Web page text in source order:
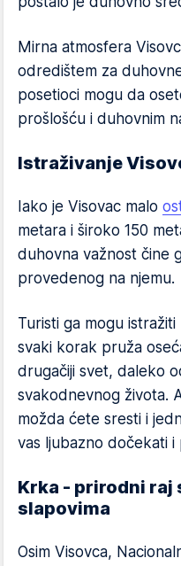
Mirna atmosfera
odredištem za
posetioci mogu da
prošlošću i duhovnim
Istraživanje
Iako je Visovac malo
metara i široko 150
duhovna važnost čine
provedenog na njemu.
Turisti ga mogu
svaki korak pruža
drugačiji svet, daleko
svakodnevnog života.
možda ćete sresti i
vas ljubazno dočekati i
Krka - prirodni raj
slapovima
Osim Visovca,